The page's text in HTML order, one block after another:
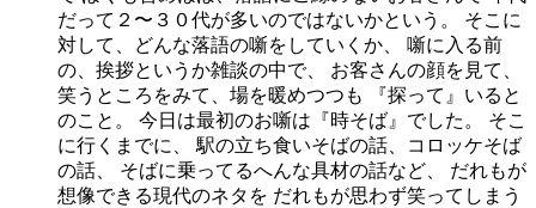
だって２〜３０代が多いのではないかという。 そこに
対して、どんな落語の噺をしていくか、 噺に入る前
の、挨拶というか雑談の中で、 お客さんの顔を見て、
笑うところをみて、場を暖めつつも 『探って』いると
のこと。 今日は最初のお噺は『時そば』でした。 そこ
に行くまでに、 駅の立ち食いそばの話、コロッケそば
の話、 そばに乗ってるへんな具材の話など、 だれもが
想像できる現代のネタを だれもが思わず笑ってしまう